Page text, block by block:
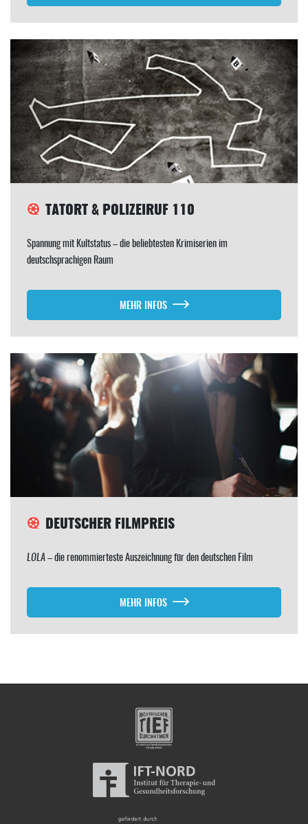
TATORT & POLIZEIRUF 110
Spannung mit Kultstatus – die beliebtesten Krimiserien im
deutschsprachigen Raum
MEHR INFOS
DEUTSCHER FILMPREIS
LOLA– die renommierteste Auszeichnung für den deutschen Film
MEHR INFOS